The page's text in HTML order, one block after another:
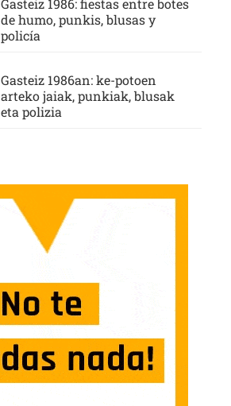
de humo, punkis, blusas y
policía
Gasteiz 1986an: ke-potoen
arteko jaiak, punkiak, blusak
eta polizia